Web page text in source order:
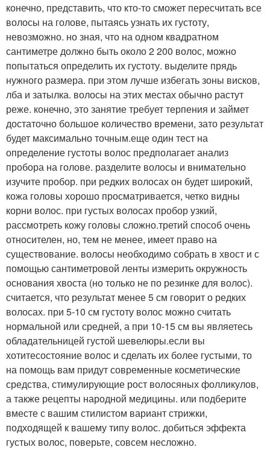
конечно, представить, что кто-то сможет пересчитать все
волосы на голове, пытаясь узнать их густоту,
невозможно. но зная, что на одном квадратном
сантиметре должно быть около 2 200 волос, можно
попытаться определить их густоту. выделите прядь
нужного размера. при этом лучше избегать зоны висков,
лба и затылка. волосы на этих местах обычно растут
реже. конечно, это занятие требует терпения и займет
достаточно большое количество времени, зато результат
будет максимально точным.еще один тест на
определение густоты волос предполагает анализ
пробора на голове. разделите волосы и внимательно
изучите пробор. при редких волосах он будет широкий,
кожа головы хорошо просматривается, четко видны
корни волос. при густых волосах пробор узкий,
рассмотреть кожу головы сложно.третий способ очень
относителен, но, тем не менее, имеет право на
существование. волосы необходимо собрать в хвост и с
помощью сантиметровой ленты измерить окружность
основания хвоста (но только не по резинке для волос).
считается, что результат менее 5 см говорит о редких
волосах. при 5-10 см густоту волос можно считать
нормальной или средней, а при 10-15 см вы являетесь
обладательницей густой шевелюры.если вы
хотитесостояние волос и сделать их более густыми, то
на помощь вам придут современные косметические
средства, стимулирующие рост волосяных фолликулов,
а также рецепты народной медицины. или подберите
вместе с вашим стилистом вариант стрижки,
подходящей к вашему типу волос. добиться эффекта
густых волос, поверьте, совсем несложно.